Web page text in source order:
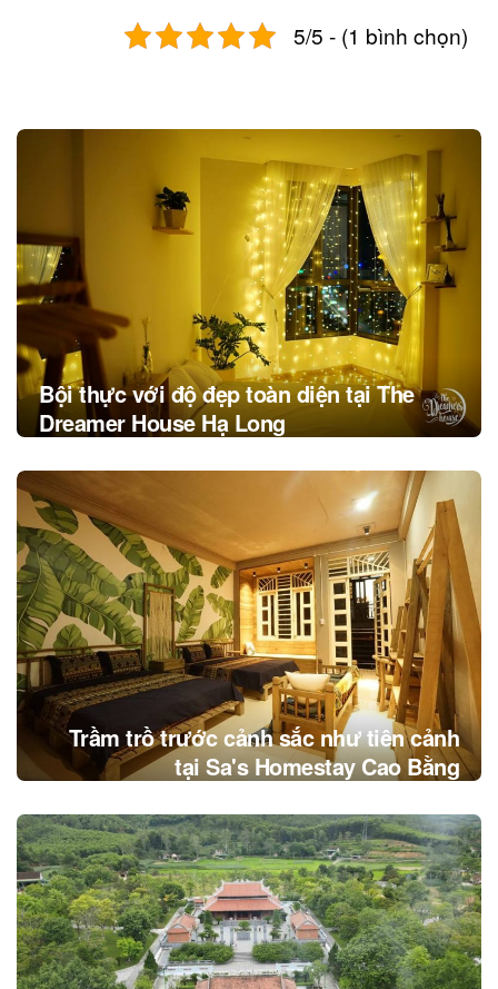
5/5 - (1 bình chọn)
Post
navigation
Bội thực với độ đẹp toàn diện tại The
Dreamer House Hạ Long
Trầm trồ trước cảnh sắc như tiên cảnh
tại Sa's Homestay Cao Bằng